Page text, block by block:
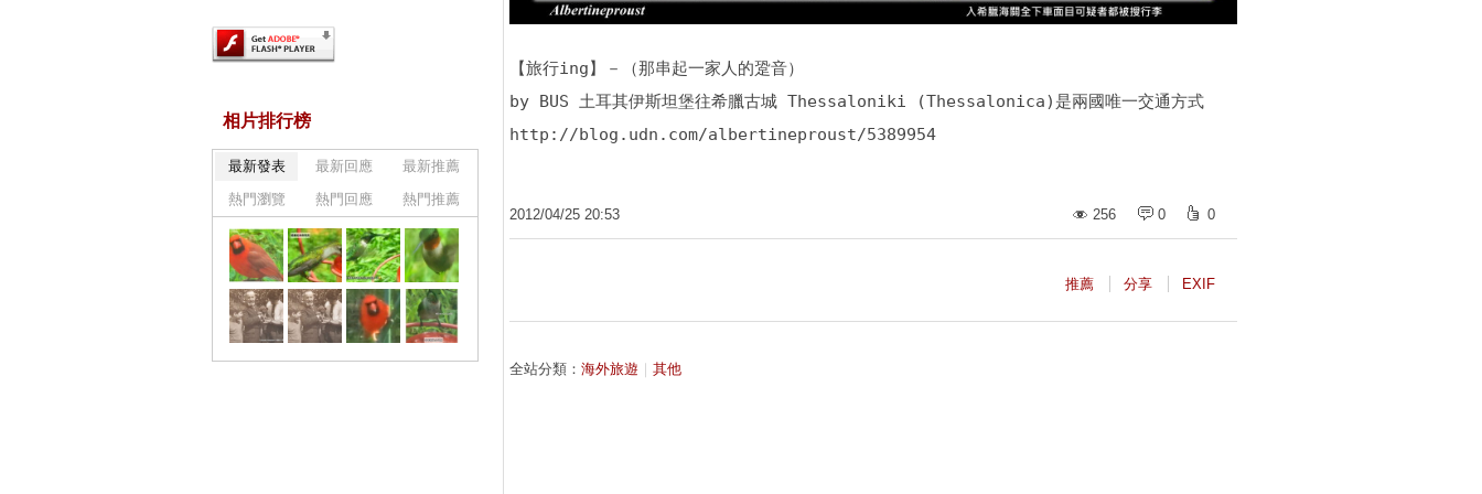
【旅行ing】－（那串起一家人的跫音）
by BUS 土耳其伊斯坦堡往希臘古城 Thessaloniki (Thessalonica)是兩國唯一交通方式
http://blog.udn.com/albertineproust/5389954
2012/04/25 20:53 256 0 0
推薦 分享 EXIF
全站分類： 海外旅遊 其他
相片排行榜
最新發表 最新回應
最新推薦
熱門瀏覽
熱門回應 熱門推薦